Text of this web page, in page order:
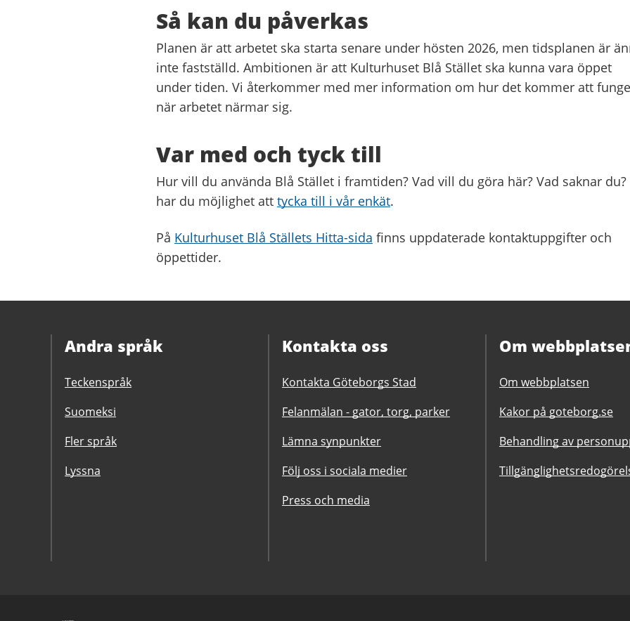
Så kan du påverkas
Planen är att arbetet ska starta senare under hösten 2026, men tidsplanen är
inte fastställd. Ambitionen är att Kulturhuset Blå Stället ska kunna vara öppet
under tiden. Vi återkommer med mer information om hur det kommer att
när arbetet närmar sig.
Var med och tyck till
Hur vill du använda Blå Stället i framtiden? Vad vill du göra här? Vad saknar
har du möjlighet att tycka till i vår enkät.
På Kulturhuset Blå Ställets Hitta-sida finns uppdaterade kontaktuppgifter och
öppettider.
Andra språk
Teckenspråk
Suomeksi
Fler språk
Lyssna
Kontakta oss
Kontakta Göteborgs Stad
Felanmälan - gator, torg, parker
Lämna synpunkter
Följ oss i sociala medier
Press och media
Om
Om webbplatsen
Kakor på goteborg.se
Behandling av